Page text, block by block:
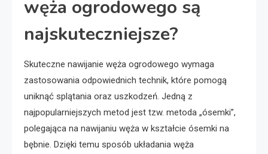
węża ogrodowego są
najskuteczniejsze?
Skuteczne nawijanie węża ogrodowego wymaga
zastosowania odpowiednich technik, które pomogą
uniknąć splątania oraz uszkodzeń. Jedną z
najpopularniejszych metod jest tzw. metoda „ósemki”,
polegająca na nawijaniu węża w kształcie ósemki na
bębnie. Dzięki temu sposób układania węża